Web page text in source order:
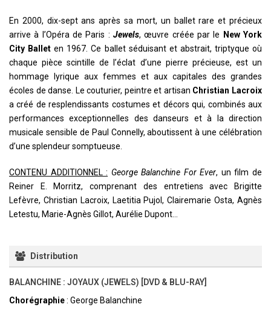
En 2000, dix-sept ans après sa mort, un ballet rare et précieux
arrive à l’Opéra de Paris : Jewels, œuvre créée par le
New York
City Ballet en 1967. Ce ballet séduisant et abstrait, triptyque où
chaque pièce scintille de l’éclat d’une pierre précieuse, est un
hommage lyrique aux femmes et aux capitales des grandes
écoles de danse. Le couturier, peintre et artisan Christian Lacroix
a créé de resplendissants costumes et décors qui, combinés aux
performances exceptionnelles des danseurs et à la direction
musicale sensible de Paul Connelly, aboutissent à une célébration
d’une splendeur somptueuse.
CONTENU ADDITIONNEL : George Balanchine For Ever, un film de
Reiner E. Morritz, comprenant des entretiens avec Brigitte
Lefèvre, Christian Lacroix, Laetitia Pujol, Clairemarie Osta, Agnès
Letestu, Marie-Agnès Gillot, Aurélie Dupont…
Distribution
BALANCHINE : JOYAUX (JEWELS) [DVD & BLU-RAY]
Chorégraphie: George Balanchine